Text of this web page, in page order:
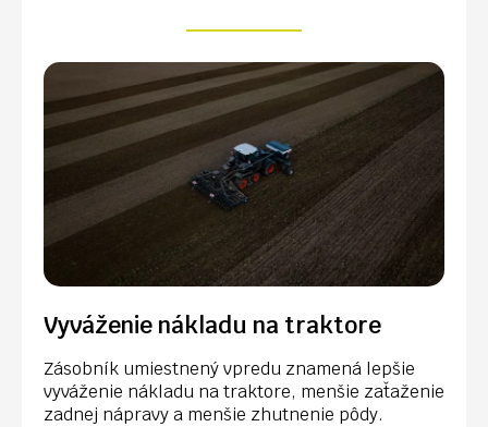
Vyváženie nákladu na traktore
Zásobník umiestnený vpredu znamená lepšie
vyváženie nákladu na traktore, menšie zaťaženie
zadnej nápravy a menšie zhutnenie pôdy.